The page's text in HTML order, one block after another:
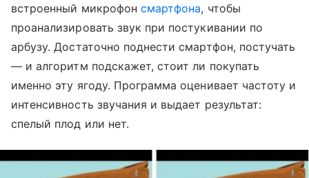
встроенный микрофон смартфона, чтобы
проанализировать звук при постукивании по
арбузу. Достаточно поднести смартфон, постучать
— и алгоритм подскажет, стоит ли покупать
именно эту ягоду. Программа оценивает частоту и
интенсивность звучания и выдает результат:
спелый плод или нет.